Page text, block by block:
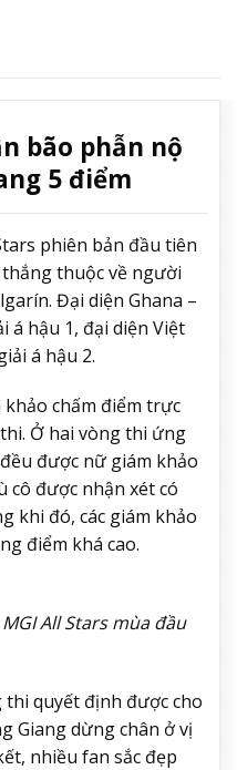
bão phẫn nộ
5 điểm
phiên bản đầu tiên
thuộc về người
Đại diện Ghana –
á hậu 1, đại diện Việt
á hậu 2.
chấm điểm trực
Ở hai vòng thi ứng
được nữ giám khảo
cô được nhận xét có
khi đó, các giám khảo
điểm khá cao.
All Stars mùa đầu
thi quyết định được cho
Giang dừng chân ở vị
nhiều fan sắc đẹp